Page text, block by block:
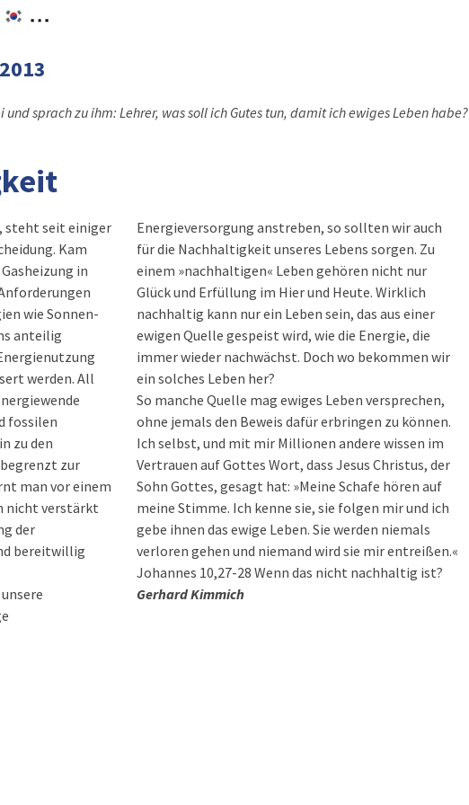
sprach zu ihm: Lehrer, was soll ich Gutes tun, damit ich ewiges Leben habe?
steht seit einiger
Kam
in
wie Sonnen-
anteilig
werden. All
fossilen
zu den
zur
man vor einem
nicht verstärkt
der
bereitwillig
Energieversorgung anstreben, so sollten wir auch
für die Nachhaltigkeit unseres Lebens sorgen. Zu
einem »nachhaltigen« Leben gehören nicht nur
Glück und Erfüllung im Hier und Heute. Wirklich
nachhaltig kann nur ein Leben sein, das aus einer
ewigen Quelle gespeist wird, wie die Energie, die
immer wieder nachwächst. Doch wo bekommen wir
ein solches Leben her?
So manche Quelle mag ewiges Leben versprechen,
ohne jemals den Beweis dafür erbringen zu können.
Ich selbst, und mit mir Millionen andere wissen im
Vertrauen auf Gottes Wort, dass Jesus Christus, der
Sohn Gottes, gesagt hat: »Meine Schafe hören auf
meine Stimme. Ich kenne sie, sie folgen mir und ich
gebe ihnen das ewige Leben. Sie werden niemals
verloren gehen und niemand wird sie mir entreißen.«
Johannes 10,27-28 Wenn das nicht nachhaltig ist?
Gerhard Kimmich